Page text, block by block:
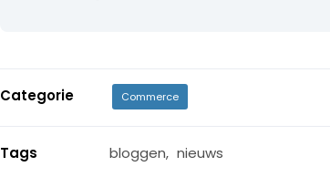
Categorie Commerce
Tags bloggen, nieuws